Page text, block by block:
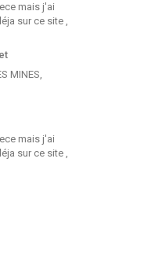
mais j'ai
sur ce site ,
MINES,
mais j'ai
sur ce site ,